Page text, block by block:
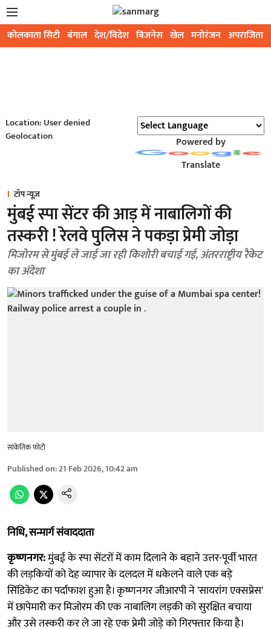
कोलकाता सिटी बंगाल देश/विदेश बिजनेस खेल मनोरंजन अपराजिता
Location: User denied
Geolocation
Powered by
Translate
टॉप न्यूज़
मुंबई स्पा सेंटर की आड़ में नाबालिगों की
तस्करी ! रेलवे पुलिस ने पकड़ा प्रेमी जोड़ा
मिजोरम से मुंबई ले जाई जा रही किशोरी बचाई गई, अंतरराष्ट्रीय रैकेट
का अंदेशा
सांकेतिक फोटो
Published on:21 Feb 2026, 10:42 am
निधि, सन्मार्ग संवाददाता
कृष्णनगर:मुंबई के स्पा सेंटरों में काम दिलाने के बहाने उत्तर-पूर्वी भारत
की लड़कियों को देह व्यापार के दलदल में धकेलने वाले एक बड़े
सिंडिकेट का पर्दाफाश हुआ है। कृष्णनगर जीआरपी ने 'सायरांग एक्सप्रेस'
में छापेमारी कर मिजोरम की एक नाबालिग लड़की को सुरक्षित बचाया
और उसे तस्करी कर ले जा रहे एक प्रेमी जोड़े को गिरफ्तार किया है।